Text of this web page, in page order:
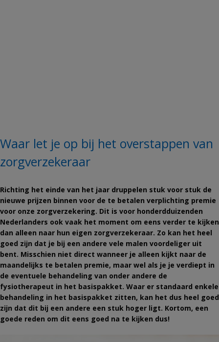
Waar let je op bij het overstappen van
zorgverzekeraar
Richting het einde van het jaar druppelen stuk voor stuk de
nieuwe prijzen binnen voor de te betalen verplichting premie
voor onze zorgverzekering. Dit is voor honderdduizenden
Nederlanders ook vaak het moment om eens verder te kijken
dan alleen naar hun eigen zorgverzekeraar. Zo kan het heel
goed zijn dat je bij een andere vele malen voordeliger uit
bent. Misschien niet direct wanneer je alleen kijkt naar de
maandelijks te betalen premie, maar wel als je je verdiept in
de eventuele behandeling van onder andere de
fysiotherapeut in het basispakket. Waar er standaard enkele
behandeling in het basispakket zitten, kan het dus heel goed
zijn dat dit bij een andere een stuk hoger ligt. Kortom, een
goede reden om dit eens goed na te kijken dus!